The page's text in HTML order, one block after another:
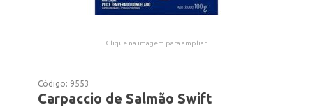
Clique na imagem para ampliar.
Código: 9553
Carpaccio de Salmão Swift